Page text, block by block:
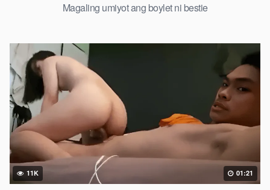
Magaling umiyot ang boylet ni bestie
11K 01:21